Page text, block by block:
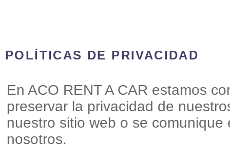
POLÍTICAS DE PRIVACIDAD
En ACO RENT A CAR estamos
preservar la privacidad de
nuestro sitio web o se comunique
nosotros.